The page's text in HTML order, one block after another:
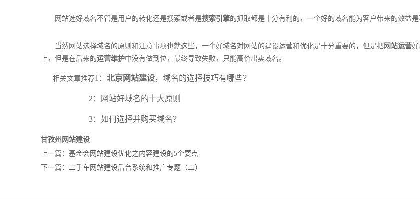
网站选好域名不管是用户的转化还是搜索或者是搜索引擎的抓取都是十分有利的，一个好的域名能为客户带来的效益是
当然网站选择域名的原则和注意事项也就这些，一个好域名对网站的建设运营和优化是十分重要的，但是把 网站运营
上，但是在后来的运营维护中没有做到位，最终导致失败，只能高价出卖域名。
相关文章推荐1： 北京网站建设，域名的选择技巧有哪些？
2： 网站好域名的十大原则
3： 如何选择并购买域名？
甘孜州网站建设
上一篇： 基金会网站建设优化之内容建设的5个要点
下一篇： 二手车网站建设后台系统和推广专题（二）